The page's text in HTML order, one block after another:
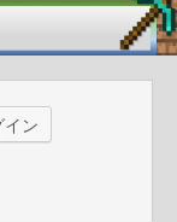
ン